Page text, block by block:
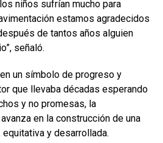
niños sufrían mucho para
estamos agradecidos
de tantos años alguien
señaló.
un símbolo de progreso y
que llevaba décadas esperando
y no promesas, la
en la construcción de una
y desarrollada.